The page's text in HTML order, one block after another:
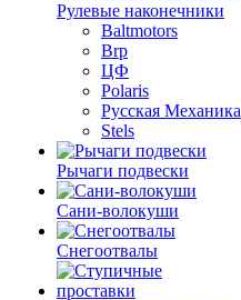
Рулевые наконечники
Baltmotors
Brp
ЦФ
Polaris
Русская Механика
Stels
Рычаги подвески
Сани-волокуши
Снегоотвалы